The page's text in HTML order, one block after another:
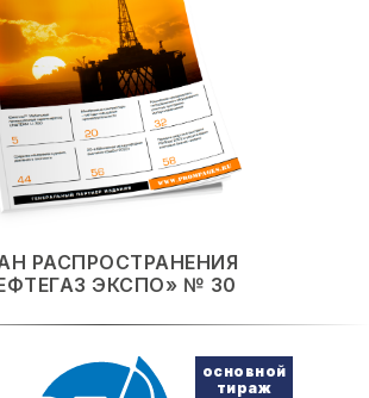
РАСПРОСТРАНЕНИЯ
ЭКСПО» № 30
основной
тираж